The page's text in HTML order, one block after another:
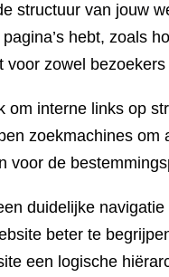
structuur van jouw
hebt, zoals
voor zowel
om interne links op
zoekmachines
voor de
duidelijke
beter te
een logische